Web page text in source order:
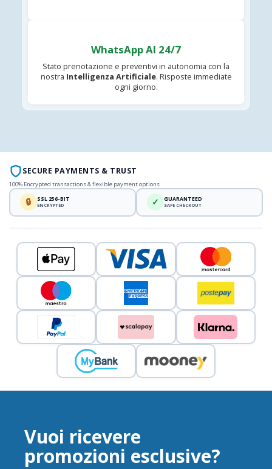
WhatsApp AI 24/7
Stato prenotazione e preventivi in autonomia con la
nostra Intelligenza Artificiale. Risposte immediate
ogni giorno.
SECURE PAYMENTS & TRUST
100% Encrypted transactions & flexible payment options
🔒 SSL 256-BIT
ENCRYPTED ✓ GUARANTEED
SAFE CHECKOUT
Vuoi ricevere
promozioni esclusive?